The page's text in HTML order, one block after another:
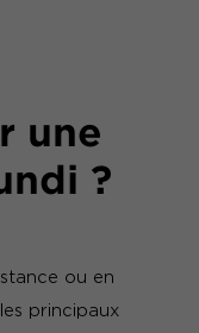
une
?
ou en
principaux